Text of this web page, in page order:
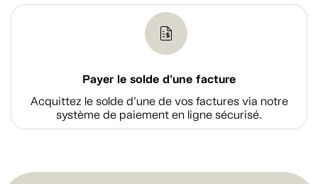
Payer le solde d'une facture
Acquittez le solde d’une de vos factures via notre
système de paiement en ligne sécurisé.